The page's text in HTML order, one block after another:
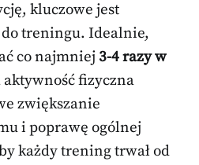
kluczowe jest
treningu. Idealnie,
co najmniej 3-4 razy w
aktywność fizyczna
zwiększanie
i poprawę ogólnej
każdy trening trwał od